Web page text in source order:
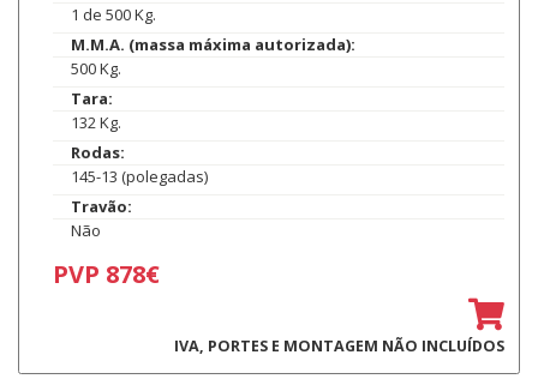
1 de 500 Kg.
M.M.A. (massa máxima autorizada):
500 Kg.
Tara:
132 Kg.
Rodas:
145-13 (polegadas)
Travão:
Não
PVP 878€
IVA, PORTES E MONTAGEM NÃO INCLUÍDOS